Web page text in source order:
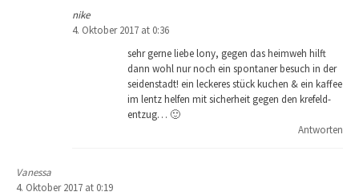
nike
4. Oktober 2017 at 0:36
sehr gerne liebe lony, gegen das heimweh hilft
dann wohl nur noch ein spontaner besuch in der
seidenstadt! ein leckeres stück kuchen & ein kaffee
im lentz helfen mit sicherheit gegen den krefeld-
entzug… 🙂
Antworten
Vanessa
4. Oktober 2017 at 0:19